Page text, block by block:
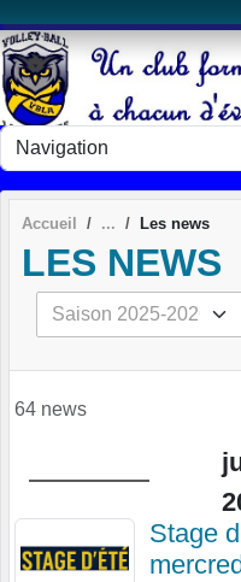
Accueil Les news
LES NEWS
64 news
Stage